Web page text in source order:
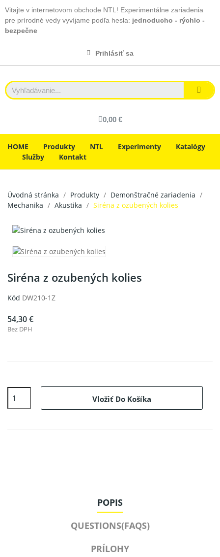
Vitajte v internetovom obchode NTL! Experimentálne zariadenia
pre prírodné vedy vyvíjame podľa hesla: jednoducho - rýchlo -
bezpečne
Prihlásiť sa
0,00 €
HOME Produkty NTL Experimenty
Katalógy
Služby
Kontakt
Úvodná stránka Produkty
Demonštračné zariadenia
Mechanika
Akustika Siréna z ozubených kolies
Siréna z ozubených kolies
Kód DW210-1Z
54,30 €
Bez DPH
Vložiť Do Košíka
POPIS
QUESTIONS(FAQS)
PRÍLOHY